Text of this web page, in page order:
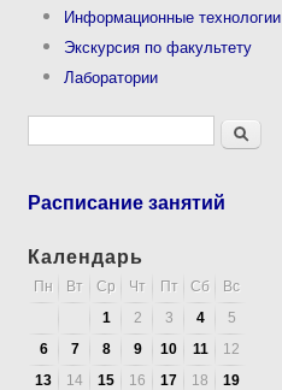
Информационные технологии
Экскурсия по факультету
Лаборатории
Форма поискаПоиск
Расписание занятий
Календарь
Пн Вт Ср Чт Пт Сб
Вс
1
2 3 4
5
6
7 8 9 10 11
12
13
14 15 16 17 18
19